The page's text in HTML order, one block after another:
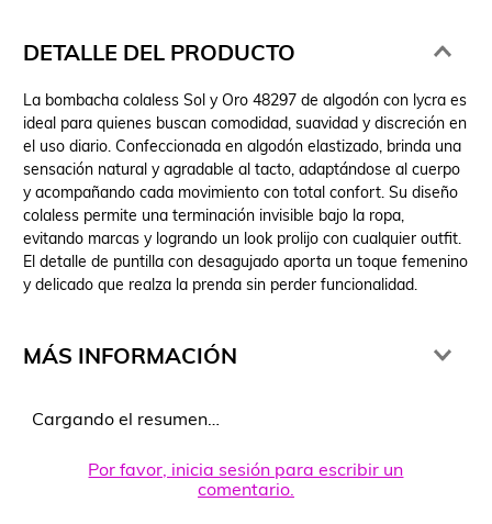
DETALLE DEL PRODUCTO
La bombacha colaless Sol y Oro 48297 de algodón con lycra es
ideal para quienes buscan comodidad, suavidad y discreción en
el uso diario. Confeccionada en algodón elastizado, brinda una
sensación natural y agradable al tacto, adaptándose al cuerpo
y acompañando cada movimiento con total confort. Su diseño
colaless permite una terminación invisible bajo la ropa,
evitando marcas y logrando un look prolijo con cualquier outfit.
El detalle de puntilla con desagujado aporta un toque femenino
y delicado que realza la prenda sin perder funcionalidad.
MÁS INFORMACIÓN
Cargando el resumen…
Por favor, inicia sesión para escribir un
comentario.